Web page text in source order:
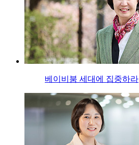
베이비붐 세대에 집중하라